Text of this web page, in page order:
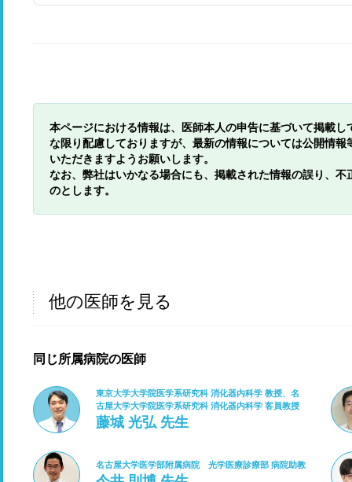
本ページにおける情報は、医師本人の申告に基づいて掲載
な限り配慮しておりますが、最新の情報については公開情
いただきますようお願いします。
なお、弊社はいかなる場合にも、掲載された情報の誤り、
のとします。
他の医師を見る
同じ所属病院の医師
東京大学大学院医学系研究科 消化器内科学 教授、名
古屋大学大学院医学系研究科 消化器内科学 客員教授
藤城 光弘 先生
名古屋大学医学部附属病院 光学医療診療部 病院助教